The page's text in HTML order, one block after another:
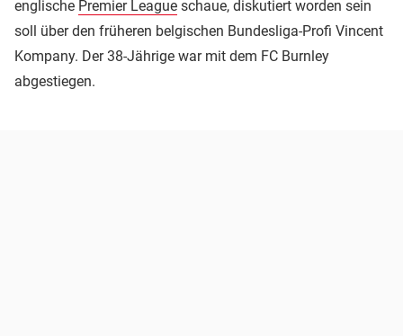
englische Premier League schaue, diskutiert worden sein
soll über den früheren belgischen Bundesliga-Profi Vincent
Kompany. Der 38-Jährige war mit dem FC Burnley
abgestiegen.